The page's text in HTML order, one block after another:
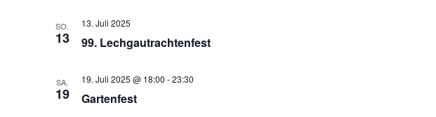
SO.
13
13. Juli 2025
99. Lechgautrachtenfest
SA.
19
19. Juli 2025 @ 18:00 -23:30
Gartenfest